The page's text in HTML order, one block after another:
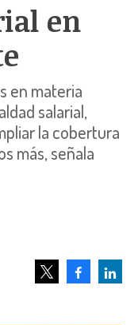
en
en materia
salarial,
la cobertura
más, señala
Facebook